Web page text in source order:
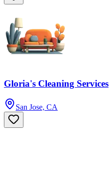
Gloria's Cleaning Services
San Jose, CA